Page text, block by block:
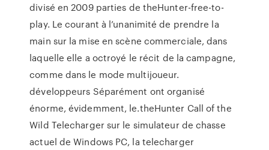
divisé en 2009 parties de theHunter-free-to-
play. Le courant à l’unanimité de prendre la
main sur la mise en scène commerciale, dans
laquelle elle a octroyé le récit de la campagne,
comme dans le mode multijoueur.
développeurs Séparément ont organisé
énorme, évidemment, le.theHunter Call of the
Wild Telecharger sur le simulateur de chasse
actuel de Windows PC, la telecharger